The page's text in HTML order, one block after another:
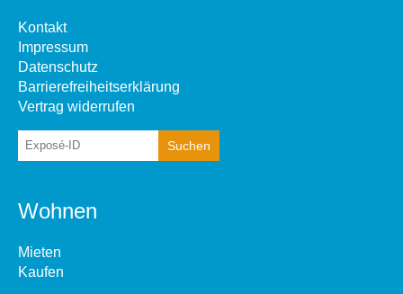
Kontakt
Impressum
Datenschutz
Barrierefreiheitserklärung
Vertrag widerrufen
Wohnen
Mieten
Kaufen